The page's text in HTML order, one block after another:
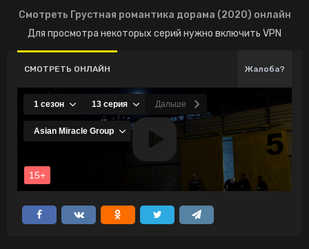
Смотреть Грустная романтика дорама (2020) онлайн
Для просмотра некоторых серий нужно включить VPN
СМОТРЕТЬ ОНЛАЙН Жалоба?